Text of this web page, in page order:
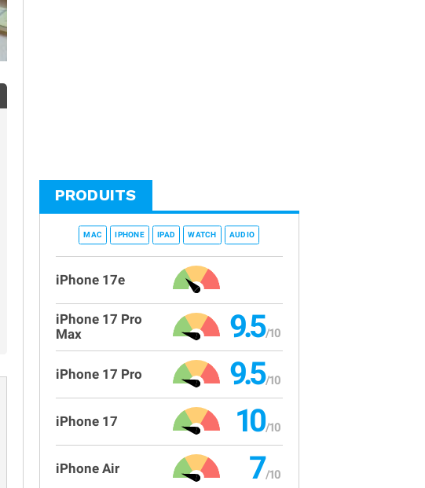
PRODUITS
MAC IPHONE IPAD WATCH AUDIO
iPhone 17e
iPhone 17 Pro
Max
9.5
iPhone 17 Pro 9.5
iPhone 17 10
iPhone Air 7